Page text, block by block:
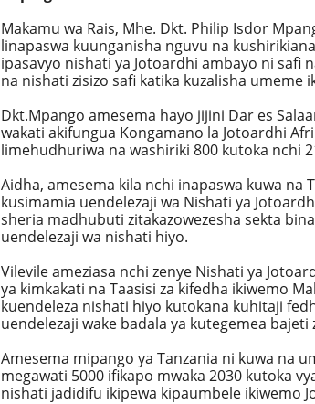
Makamu wa Rais, Mhe. Dkt. Philip Isdor
linapaswa kuunganisha nguvu na
ipasavyo nishati ya Jotoardhi ambayo ni safi
na nishati zisizo safi katika kuzalisha umeme
Dkt.Mpango amesema hayo jijini Dar es
wakati akifungua Kongamano la Jotoardhi
limehudhuriwa na washiriki 800 kutoka nchi
Aidha, amesema kila nchi inapaswa kuwa na
kusimamia uendelezaji wa Nishati ya
sheria madhubuti zitakazowezesha sekta
uendelezaji wa nishati hiyo.
Vilevile ameziasa nchi zenye Nishati ya
ya kimkakati na Taasisi za kifedha ikiwemo
kuendeleza nishati hiyo kutokana kuhitaji
uendelezaji wake badala ya kutegemea bajeti
Amesema mipango ya Tanzania ni kuwa na
megawati 5000 ifikapo mwaka 2030 kutoka
nishati jadidifu ikipewa kipaumbele ikiwemo